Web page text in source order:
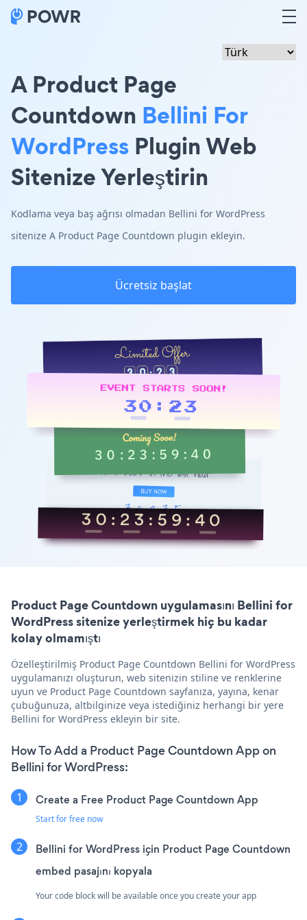
A Product Page
Countdown Bellini For
WordPress Plugin Web
Sitenize Yerleştirin
Kodlama veya baş ağrısı olmadan Bellini for WordPress
sitenize A Product Page Countdown plugin ekleyin.
Ücretsiz başlat
Product Page Countdown uygulamasını Bellini for
WordPress sitenize yerleştirmek hiç bu kadar
kolay olmamıştı
Özelleştirilmiş Product Page Countdown Bellini for WordPress
uygulamanızı oluşturun, web sitenizin stiline ve renklerine
uyun ve Product Page Countdown sayfanıza, yayına, kenar
çubuğunuza, altbilginize veya istediğiniz herhangi bir yere
Bellini for WordPress ekleyin bir site.
How To Add a Product Page Countdown App on
Bellini for WordPress:
Create a Free Product Page Countdown App
Start for free now
Bellini for WordPress için Product Page Countdown
embed pasajını kopyala
Your code block will be available once you create your app